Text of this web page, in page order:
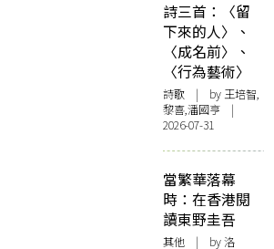
詩三首：〈留
下來的人〉、
〈成名前〉、
〈行為藝術〉
詩歌 | by 王培智,
黎喜,潘國亨 |
2026-07-31
當繁華落幕
時：在香港閱
讀東野圭吾
其他 | by洛